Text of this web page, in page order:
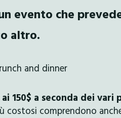
evento che
altro.
150$ a seconda dei vari
costosi comprendono